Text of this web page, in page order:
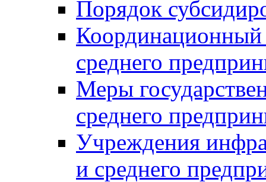
Порядок
Координационный
среднего
Меры
среднего
Учреждения
и среднего